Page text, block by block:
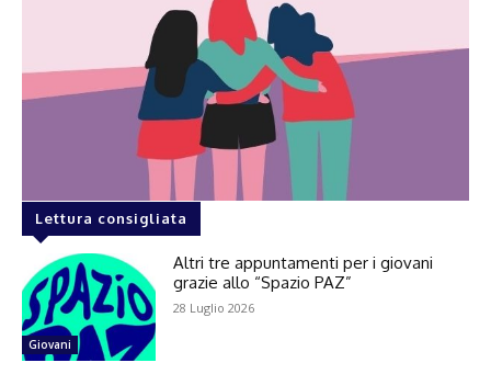
Lettura consigliata
Giovani
Altri tre appuntamenti per i giovani
grazie allo “Spazio PAZ”
28 Luglio 2026